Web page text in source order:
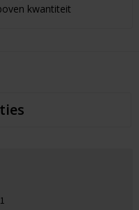
kwantiteit